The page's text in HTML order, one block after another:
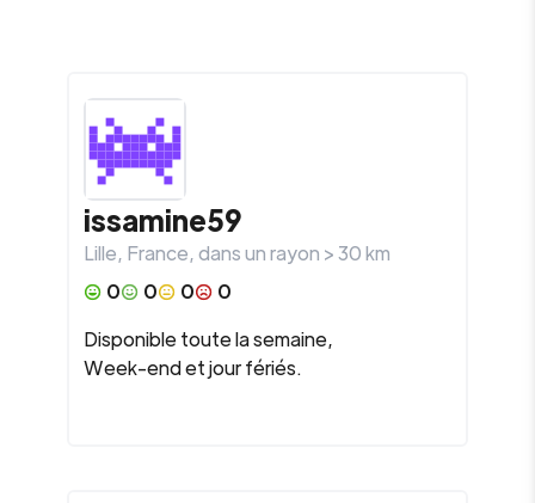
issamine59
Lille, France, dans un rayon >30km
0
0 0
0
Disponible toute la semaine,
Week-end et jour fériés.